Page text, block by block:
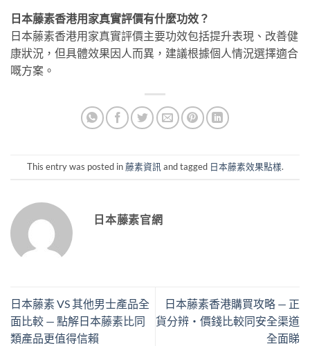
日本藤素香港用家真實評價有什麼功效？
日本藤素香港用家真實評價主要功效包括提升表現、改善健
康狀況，但具體效果因人而異，建議根據個人情況選擇適合
嘅方案。
This entry was posted in藤素資訊and tagged 日本藤素效果點樣.
日本藤素官網
日本藤素 VS 其他男士產品全
面比較 — 點解日本藤素比同
類產品更值得信賴
日本藤素香港購買攻略 — 正
貨分辨・價錢比較同安全渠道
全面睇